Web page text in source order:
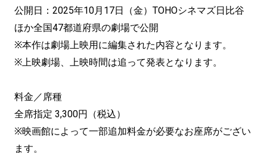
公開日：2025年10月17日（金）TOHOシネマズ日比谷
ほか全国47都道府県の劇場で公開
※本作は劇場上映用に編集された内容となります。
※上映劇場、上映時間は追って発表となります。
料金／席種
全席指定 3,300円（税込）
※映画館によって一部追加料金が必要なお座席がござい
ます。